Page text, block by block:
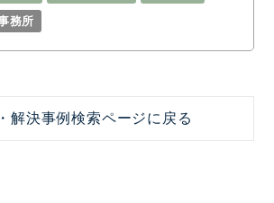
務所
解決事例検索ページに戻る